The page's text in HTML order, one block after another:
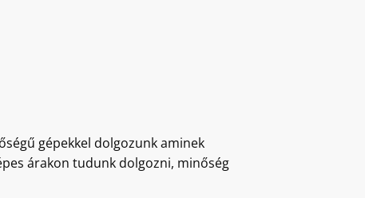
gépekkel dolgozunk aminek
árakon tudunk dolgozni, minőség